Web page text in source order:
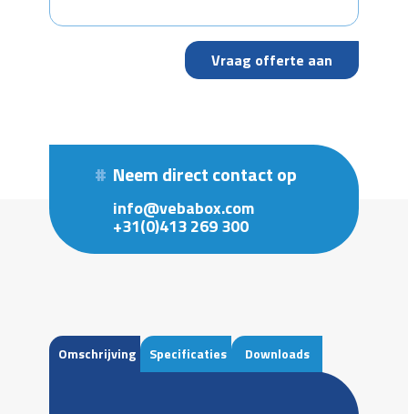
Neem direct contact op
info@vebabox.com
+31(0)413 269 300
Omschrijving Specificaties Downloads